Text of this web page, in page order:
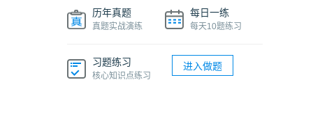
历年真题
真题实战演练
每日一练
每天10题练习
习题练习
核心知识点练习
进入做题